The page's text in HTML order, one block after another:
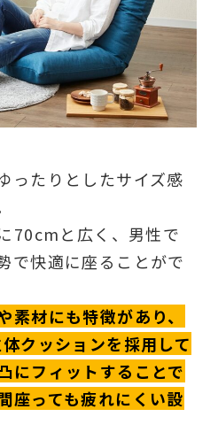
ったりとしたサイズ感
70cmと広く、男性で
で快適に座ることがで
素材にも特徴があり、
クッションを採用して
にフィットすることで
座っても疲れにくい設